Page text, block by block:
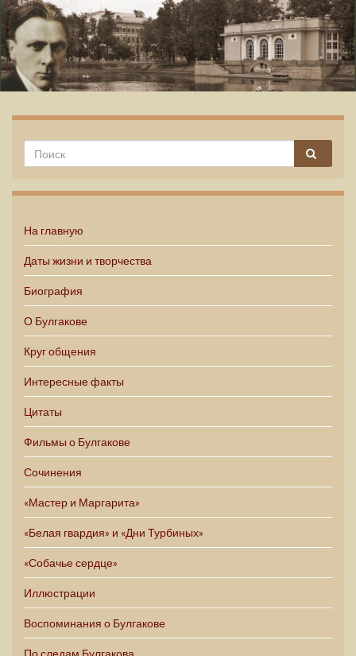
На главную
Даты жизни и творчества
Биография
О Булгакове
Круг общения
Интересные факты
Цитаты
Фильмы о Булгакове
Сочинения
«Мастер и Маргарита»
«Белая гвардия» и «Дни Турбиных»
«Собачье сердце»
Иллюстрации
Воспоминания о Булгакове